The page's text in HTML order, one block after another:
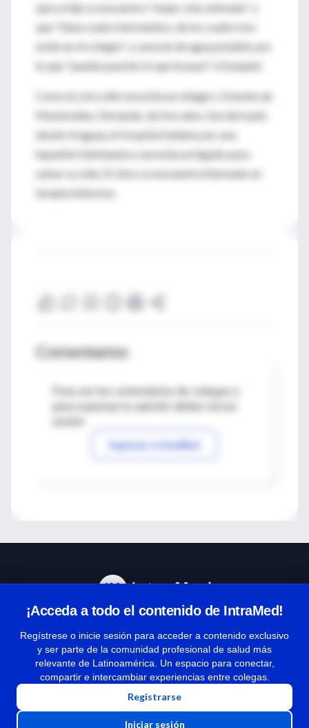
que su hijo se encuentra "mejor, más animado" y
que "tiene cuatro hermanitos, de los cuales tres
están en el colegio" y carecen de agua potable, por
lo que "puede pasarles lo que le pasó" a Ezequiel.
Como él, otro niño necesita un milagro. Oriundo de
Montevideo, Fernando, de tres años, fue derivado
desde Uruguay al Hospital Italiano por una
hepatitis fulminante y necesita un hígado para
salvar su vida. El chico se encuentra internado en
terapia intensiva.
Comentarios
Para ver los comentarios de colegas o
Ingresar a IntraMed
¡Acceda a todo el contenido de IntraMed!
Regístrese o inicie sesión para acceder a contenido exclusivo
y ser parte de la comunidad profesional de salud más
relevante de Latinoamérica. Un espacio para conectar,
compartir e intercambiar experiencias entre colegas.
Registrarse
Iniciar sesión
Términos y condiciones
| Políticas de privacidad
| Todos los derechos reservados | Copyright 1997-2026